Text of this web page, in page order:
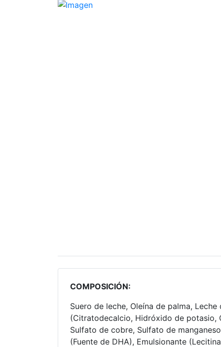
COMPOSICIÓN:
Suero de leche, Oleína de palma,
(Citratodecalcio, Hidróxido de potasio,
Sulfato de cobre, Sulfato de
(Fuente de DHA), Emulsionante